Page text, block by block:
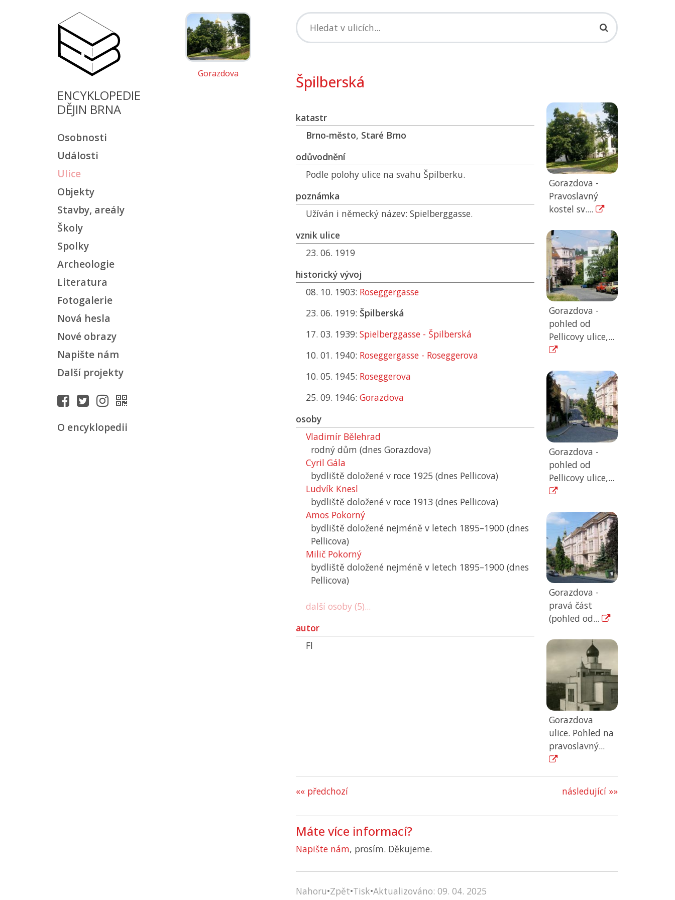
ENCYKLOPEDIE
DĚJIN BRNA
Osobnosti
Události
Ulice
Objekty
Stavby, areály
Školy
Spolky
Archeologie
Literatura
Fotogalerie
Nová hesla
Nové obrazy
Napište nám
Další projekty
O encyklopedii
Gorazdova Špilberská
katastr
Brno-město, Staré Brno
odůvodnění
Podle polohy ulice na svahu Špilberku.
poznámka
Užíván i německý název: Spielberggasse.
vznik ulice
23. 06. 1919
historický vývoj
08. 10. 1903: Roseggergasse
23. 06. 1919: Špilberská
17. 03. 1939: Spielberggasse - Špilberská
10. 01. 1940: Roseggergasse - Roseggerova
10. 05. 1945: Roseggerova
25. 09. 1946: Gorazdova
osoby
Vladimír Bělehrad
rodný dům (dnes Gorazdova)
Cyril Gála
bydliště doložené v roce 1925 (dnes Pellicova)
Ludvík Knesl
bydliště doložené v roce 1913 (dnes Pellicova)
Amos Pokorný
bydliště doložené nejméně v letech 1895–1900 (dnes
Pellicova)
Milič Pokorný
bydliště doložené nejméně v letech 1895–1900 (dnes
Pellicova)
další osoby (5)...
autor
Fl
Gorazdova -
Pravoslavný
kostel sv....
Gorazdova -
pohled od
Pellicovy ulice,...
Gorazdova -
pohled od
Pellicovy ulice,...
Gorazdova -
pravá část
(pohled od...
Gorazdova
ulice. Pohled na
pravoslavný...
«« předchozí následující »»
Máte více informací?
Napište nám, prosím. Děkujeme.
Nahoru•Zpět•Tisk•Aktualizováno: 09. 04. 2025